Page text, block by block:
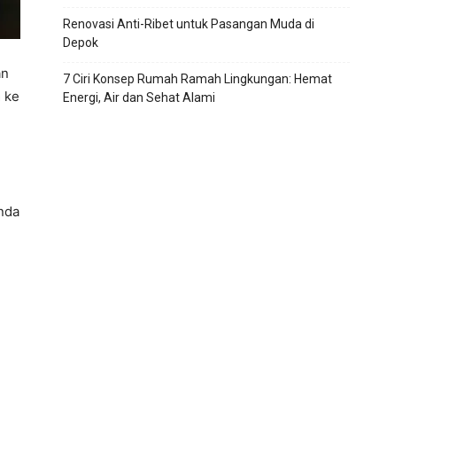
ke
Renovasi Anti-Ribet untuk Pasangan Muda di
Depok
7 Ciri Konsep Rumah Ramah Lingkungan: Hemat
Energi, Air dan Sehat Alami